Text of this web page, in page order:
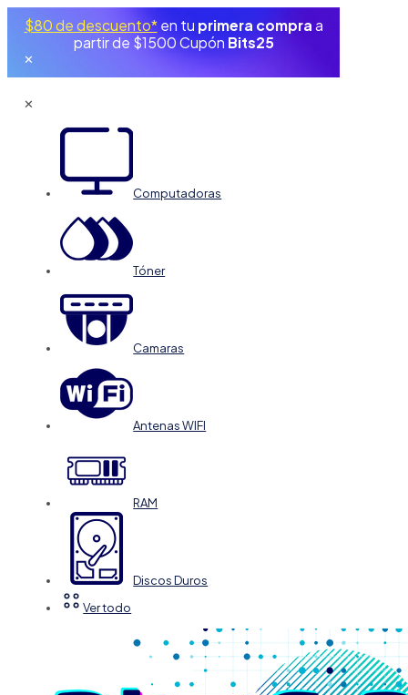
$80 de descuento*en tu primera compra a
partir de $1500 Cupón Bits25
✕
✕
Computadoras
Tóner
Camaras
Antenas WIFI
RAM
Discos Duros
Ver todo